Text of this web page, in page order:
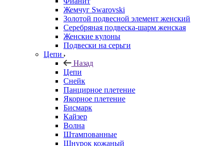
Жемчуг Swarovski
Золотой подвесной элемент женcкий
Серебряная подвеска-шарм женская
Женские кулоны
Подвески на серьги
Цепи
Назад
Цепи
Снейк
Панцирное плетение
Якорное плетение
Бисмарк
Кайзер
Волна
Штампованные
Шнурок кожаный